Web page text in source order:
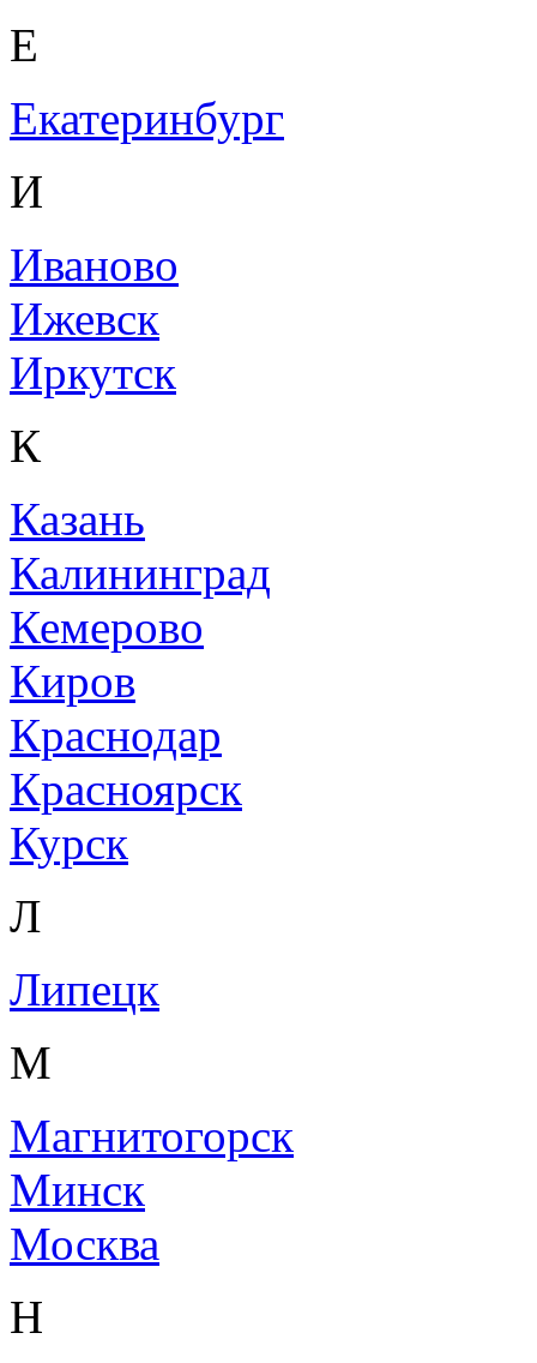
Е
Екатеринбург
И
Иваново
Ижевск
Иркутск
К
Казань
Калининград
Кемерово
Киров
Краснодар
Красноярск
Курск
Л
Липецк
М
Магнитогорск
Минск
Москва
Н